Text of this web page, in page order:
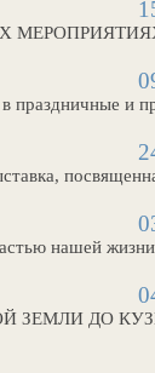
праздничные и
нашей
ЗЕМЛИ ДО